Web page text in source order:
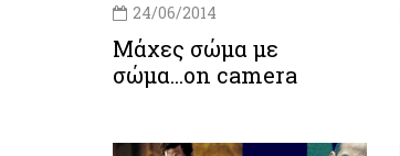
24/06/2014
Μάχες σώμα με
σώμα...on camera